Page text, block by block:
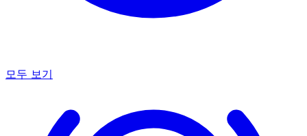
모두 보기